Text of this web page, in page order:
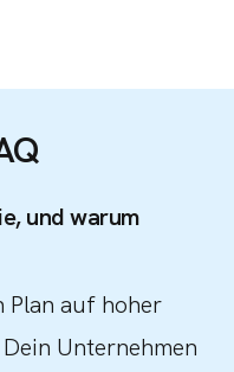
und warum
Plan auf hoher
Unternehmen